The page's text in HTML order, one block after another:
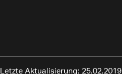
Letzte Aktualisierung: 25.02.2019